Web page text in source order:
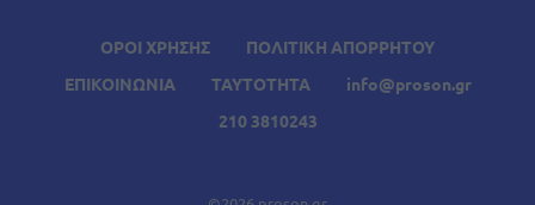
ΟΡΟΙ ΧΡΗΣΗΣ
ΠΟΛΙΤΙΚΗ ΑΠΟΡΡΗΤΟΥ
ΕΠΙΚΟΙΝΩΝΙΑ
ΤΑΥΤΟΤΗΤΑ
info@proson.gr
210 3810243